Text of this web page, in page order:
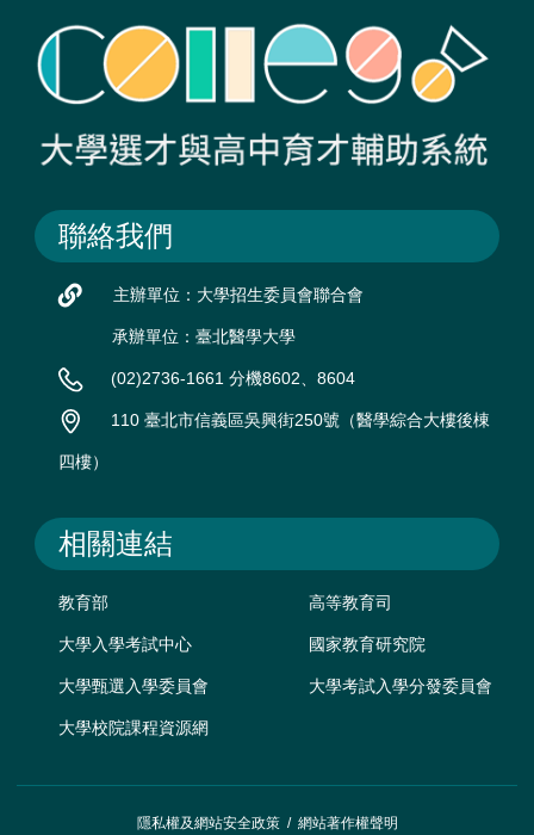
聯絡我們
主辦單位：大學招生委員會聯合會
承辦單位：臺北醫學大學
(02)2736-1661 分機8602、8604
110 臺北市信義區吳興街250號（醫學綜合大樓後棟
四樓）
相關連結
教育部 高等教育司
大學入學考試中心 國家教育研究院
大學甄選入學委員會 大學考試入學分發委員會
大學校院課程資源網
隱私權及網站安全政策/ 網站著作權聲明